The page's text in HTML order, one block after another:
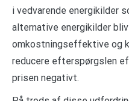
i vedvarende energikilder
alternative energikilder
omkostningseffektive og
reducere efterspørgslen
prisen negativt.